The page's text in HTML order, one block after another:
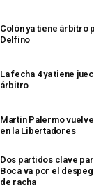
Colón ya tiene árbitro
Delfino
La fecha 4 ya tiene
árbitro
Martín Palermo
en la Libertadores
Dos partidos clave
Boca va por el
de racha